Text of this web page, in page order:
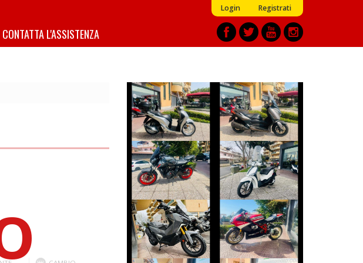
Login Registrati
CONTATTA L'ASSISTENZA
HONDA SH
€ 2.590 €
YAMAHA XMAX
€ 3.290 €
YAMAHA MT-07
€ 5.990 €
PIAGGIO LIBERTY
€ 2.350 €
SYM ADX-400
€ 6.990 €
DUCATI 1098
€ 10.490 €